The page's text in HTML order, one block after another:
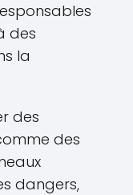
des
la
des
des
dangers,